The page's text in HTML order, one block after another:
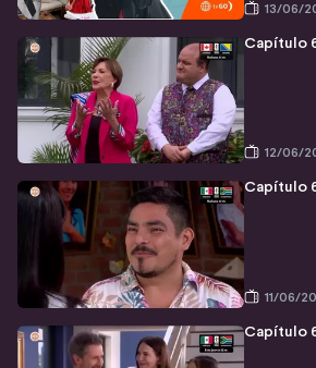
13/06/
Capítulo
12/06/
Capítulo
11/06/
Capítulo